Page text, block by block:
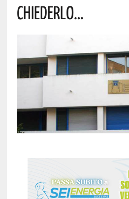
Chiederlo…